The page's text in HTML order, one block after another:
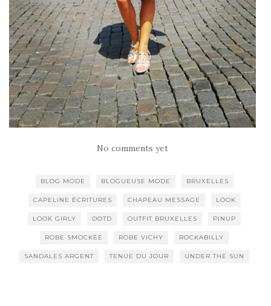
No comments yet
BLOG MODE BLOGUEUSE MODE BRUXELLES
CAPELINE ÉCRITURES CHAPEAU MESSAGE LOOK
LOOK GIRLY OOTD OUTFIT BRUXELLES PINUP
ROBE SMOCKÉE ROBE VICHY ROCKABILLY
SANDALES ARGENT TENUE DU JOUR UNDER THE SUN